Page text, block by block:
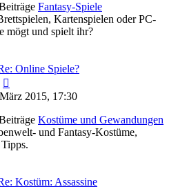
Fantasy-Spiele
Kartenspielen oder PC-
mögt und spielt ihr?
Online Spiele?
Beitrag2015, 17:30
Kostüme und Gewandungen
und Fantasy-Kostüme,
Kostüm: Assassine